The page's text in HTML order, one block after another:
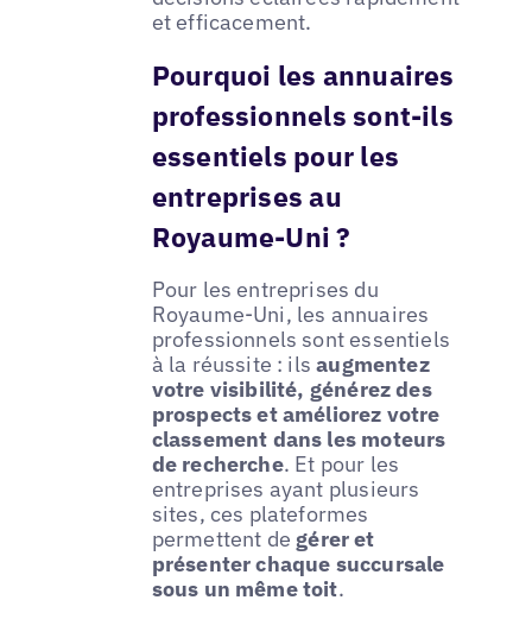
et efficacement.
Pourquoi les annuaires
professionnels sont-ils
essentiels pour les
entreprises au
Royaume-Uni ?
Pour les entreprises du
Royaume-Uni, les annuaires
professionnels sont essentiels
à la réussite : ilsaugmentez
votre visibilité, générez des
prospects et améliorez votre
classement dans les moteurs
de recherche. Et pour les
entreprises ayant plusieurs
sites, ces plateformes
permettent degérer et
présenter chaque succursale
sous un même toit.